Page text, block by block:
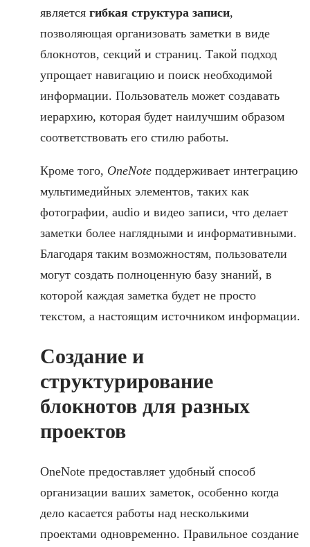
является гибкая структура записи,
позволяющая организовать заметки в виде
блокнотов, секций и страниц. Такой подход
упрощает навигацию и поиск необходимой
информации. Пользователь может создавать
иерархию, которая будет наилучшим образом
соответствовать его стилю работы.
Кроме того, OneNote поддерживает интеграцию
мультимедийных элементов, таких как
фотографии, audio и видео записи, что делает
заметки более наглядными и информативными.
Благодаря таким возможностям, пользователи
могут создать полноценную базу знаний, в
которой каждая заметка будет не просто
текстом, а настоящим источником информации.
Создание и
структурирование
блокнотов для разных
проектов
OneNote предоставляет удобный способ
организации ваших заметок, особенно когда
дело касается работы над несколькими
проектами одновременно. Правильное создание